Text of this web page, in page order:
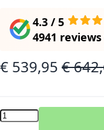
4.3 / 5
4941 reviews
Speciale prijs
€ 539,95 Normale
€